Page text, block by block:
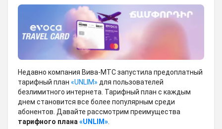
Недавно компания Вива-МТС запустила предоплатный
тарифный план «UNLIM» для пользователей
безлимитного интернета. Тарифный план с каждым
днем становится все более популярным среди
абонентов. Давайте рассмотрим преимущества
тарифного плана«UNLIM».